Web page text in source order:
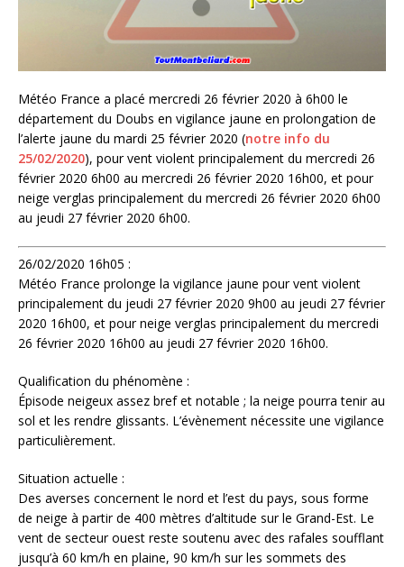
Météo France a placé mercredi 26 février 2020 à 6h00 le
département du Doubs en vigilance jaune en prolongation de
l’alerte jaune du mardi 25 février 2020 (notre info du
25/02/2020), pour vent violent principalement du mercredi 26
février 2020 6h00 au mercredi 26 février 2020 16h00, et pour
neige verglas principalement du mercredi 26 février 2020 6h00
au jeudi 27 février 2020 6h00.
26/02/2020 16h05 :
Météo France prolonge la vigilance jaune pour vent violent
principalement du jeudi 27 février 2020 9h00 au jeudi 27 février
2020 16h00, et pour neige verglas principalement du mercredi
26 février 2020 16h00 au jeudi 27 février 2020 16h00.
Qualification du phénomène :
Épisode neigeux assez bref et notable ; la neige pourra tenir au
sol et les rendre glissants. L’évènement nécessite une vigilance
particulièrement.
Situation actuelle :
Des averses concernent le nord et l’est du pays, sous forme
de neige à partir de 400 mètres d’altitude sur le Grand-Est. Le
vent de secteur ouest reste soutenu avec des rafales soufflant
jusqu’à 60 km/h en plaine, 90 km/h sur les sommets des